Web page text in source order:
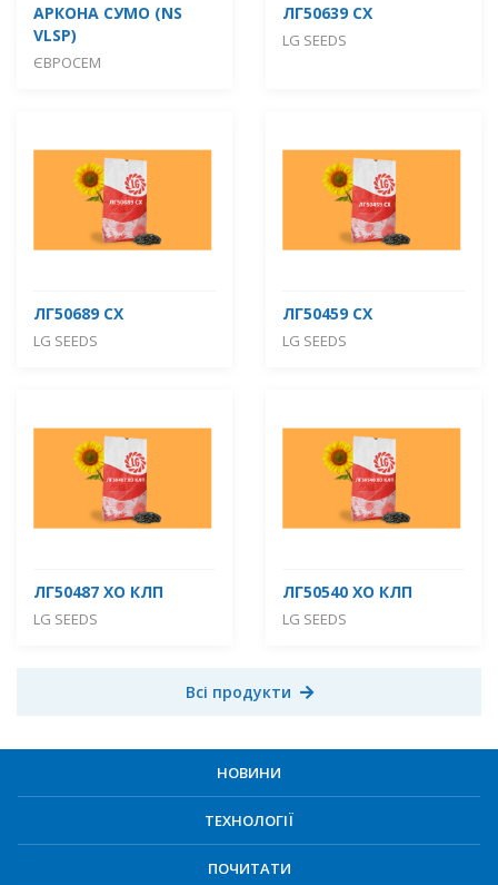
АРКОНА СУМО (NS
VLSP)
ЄВРОСЕМ
ЛГ50639 СХ
LG SEEDS
ЛГ50689 СХ
LG SEEDS
ЛГ50459 СХ
LG SEEDS
ЛГ50487 ХО КЛП
LG SEEDS
ЛГ50540 ХО КЛП
LG SEEDS
Всі продукти
НОВИНИ
ТЕХНОЛОГІЇ
ПОЧИТАТИ